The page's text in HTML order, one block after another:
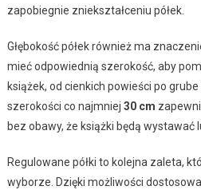
zapobiegnie zniekształceniu półek.
Głębokość półek również ma
mieć odpowiednią szerokość, aby
książek, od cienkich powieści po
szerokości co najmniej 30 cm
bez obawy, że książki będą wystawać
Regulowane półki to kolejna zaleta,
wyborze. Dzięki możliwości